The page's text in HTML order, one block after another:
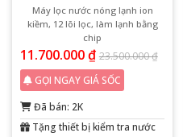
Máy lọc nước nóng lạnh ion
kiềm, 12 lõi lọc, làm lạnh bằng
chip
11.700.000₫ 23.500.000₫
GỌI NGAY GIÁ SỐC
Đã bán: 2K
Tặng thiết bị kiểm tra nước